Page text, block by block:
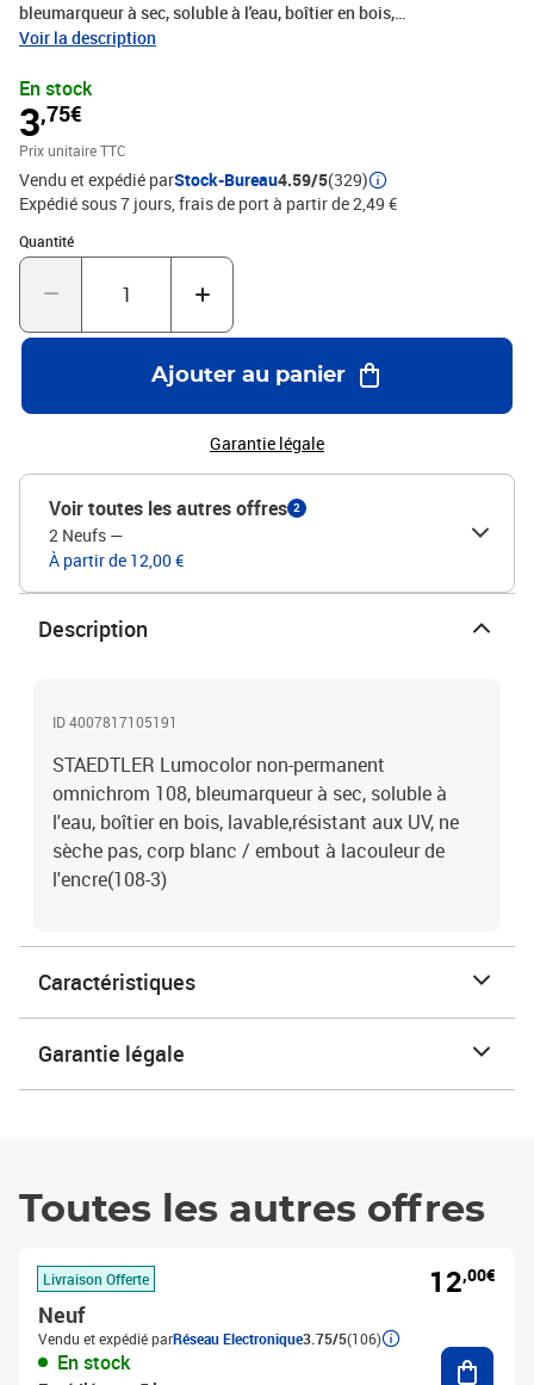
bleumarqueur à sec, soluble à l'eau, boîtier en bois,
lavable,résistant aux UV, ne sèche pas, corp blanc / embout à
Voir la description
En stock
3,75€
Prix unitaire TTC
Vendu et expédié parStock-Bureau4.59/5(329)
Expédié sous 7 jours, frais de port à partir de 2,49 €
Quantité
Quantité : 1
Ajouter au panier
Garantie légale
Voir toutes les autres offres 2
2 Neufs —
À partir de 12,00 €
Description
ID 4007817105191
STAEDTLER Lumocolor non-permanent
omnichrom 108, bleumarqueur à sec, soluble à
l'eau, boîtier en bois, lavable,résistant aux UV, ne
sèche pas, corp blanc / embout à lacouleur de
l'encre(108-3)
Caractéristiques
Garantie légale
Toutes les autres offres
Livraison Offerte
Neuf
Vendu et expédié parRéseau Electronique3.75/5(106)
En stock
12,00€